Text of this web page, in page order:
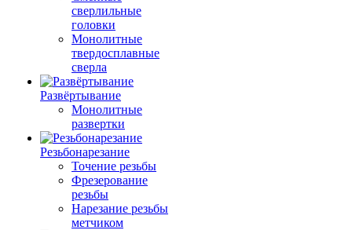
сверлильные
головки
Монолитные
твердосплавные
сверла
Развёртывание
Монолитные
развертки
Резьбонарезание
Точение резьбы
Фрезерование
резьбы
Нарезание резьбы
метчиком